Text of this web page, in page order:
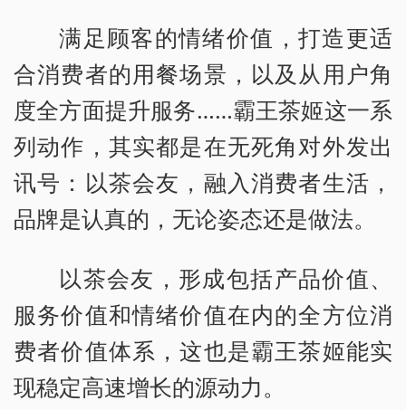
满足顾客的情绪价值，打造更适
合消费者的用餐场景，以及从用户角
度全方面提升服务……霸王茶姬这一系
列动作，其实都是在无死角对外发出
讯号：以茶会友，融入消费者生活，
品牌是认真的，无论姿态还是做法。
以茶会友，形成包括产品价值、
服务价值和情绪价值在内的全方位消
费者价值体系，这也是霸王茶姬能实
现稳定高速增长的源动力。